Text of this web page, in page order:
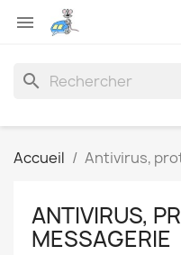

search
Accueil Antivirus,
ANTIVIRUS,
MESSAGERIE